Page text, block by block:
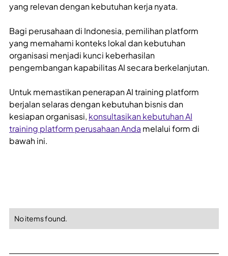
yang relevan dengan kebutuhan kerja nyata.
Bagi perusahaan di Indonesia, pemilihan platform
yang memahami konteks lokal dan kebutuhan
organisasi menjadi kunci keberhasilan
pengembangan kapabilitas AI secara berkelanjutan.
Untuk memastikan penerapan AI training platform
berjalan selaras dengan kebutuhan bisnis dan
kesiapan organisasi, konsultasikan kebutuhan AI
training platform perusahaan Anda melalui form di
bawah ini.
No items found.